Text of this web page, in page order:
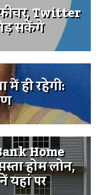
Twitter
सकेंगे
में ही रहेगी:
Home
होम लोन,
यहां पर